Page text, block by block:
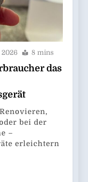
2026 8 mins
das
bei der
–
erleichtern